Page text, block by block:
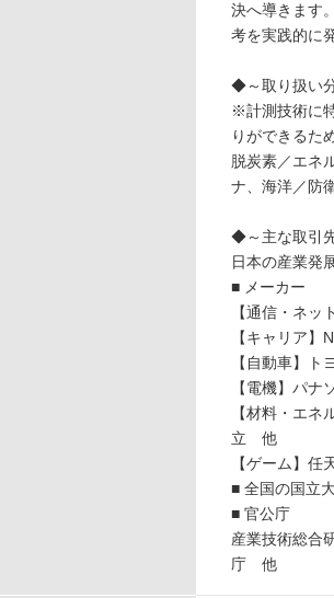
決へ導きます
考を実践的に
◆～取り扱い
※計測技術に
りができるた
脱炭素／エネ
ナ、海洋／防
◆～主な取引
日本の産業発
■ メーカー
【通信・ネ
【キャリア
【自動車】
【電機】パ
【材料・エ
立 他
【ゲーム】
■ 全国の国立
■ 官公庁
産業技術総
庁 他